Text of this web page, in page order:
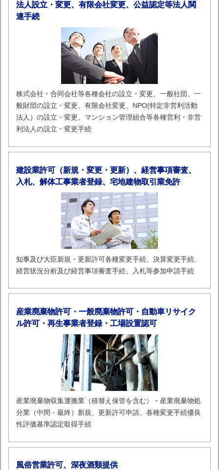
法人設立・変更、有限会社変更、公益認定等法人関
連手続
株式会社・合同会社等各種会社の設立・変更、一般社団、一
般財団の設立・変更、有限会社変更、NPO(特定非営利活動
法人）の設立・変更、マンション管理組合等各種営利・非営
利法人の設立・変更手続
建設業許可（新規・変更・更新）、経営事項審査、
入札、解体工事業者登録、宅地建物取引業免許
知事及び大臣新規・更新許可各種変更手続、決算変更手続、
経営状況分析及び経営事項審査手続、入札等参加申請手続
産業廃棄物許可・一般廃棄物許可・自動車リサイク
ル許可・再生事業者登録・工場設置認可
産業廃棄物収集運搬業（積替え保管を含む）・産業廃棄物処
分業（中間・最終）新規、更新許可申請、各種変更手続優良
性評価基準認定取得手続
風俗営業許可、深夜酒類提供